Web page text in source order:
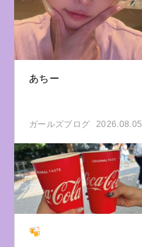
あちー
ガールズブログ 2026.08.05